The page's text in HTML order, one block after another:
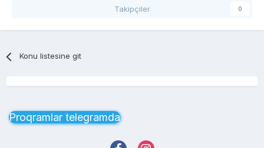
Takipçiler 0
Konu listesine git
Proqramlar telegramda